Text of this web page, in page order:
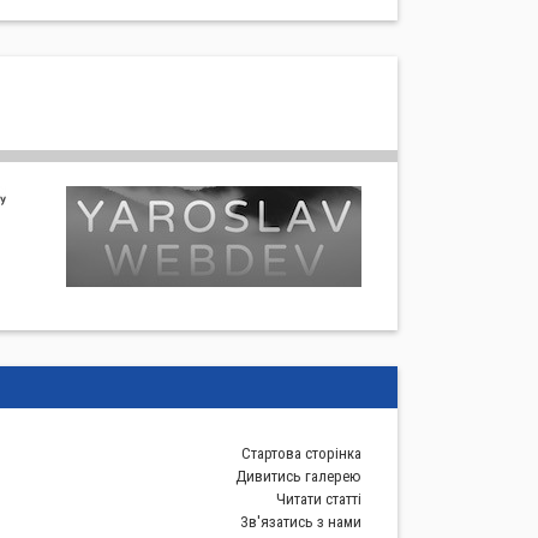
Стартова сторiнка
Дивитись галерею
Читати статті
Зв'язатись з нами